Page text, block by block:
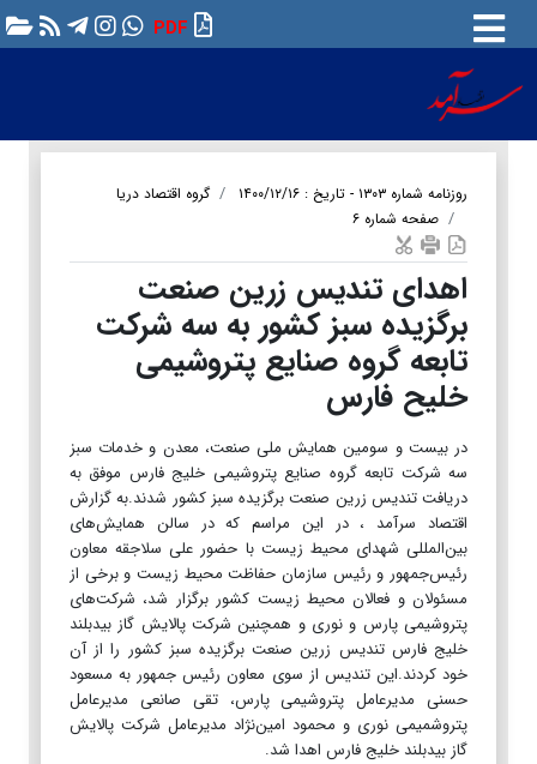
PDF
روزنامه شماره ۱۳۰۳ - تاریخ : ۱۴۰۰/۱۲/۱۶
گروه اقتصاد دریا
صفحه شماره ۶
اهدای تندیس زرین صنعت
برگزیده سبز کشور به سه شرکت
تابعه گروه صنایع پتروشیمی
خلیح فارس
در بیست و سومین همایش ملی صنعت، معدن و خدمات سبز
سه شرکت تابعه گروه صنایع پتروشیمی خلیج فارس موفق به
دریافت ‏تندیس زرین صنعت برگزیده سبز کشور شدند.‏به گزارش
اقتصاد سرآمد ، در این مراسم که در سالن همایش‌های
بین‌المللی شهدای محیط ‏زیست با حضور علی سلاجقه معاون
رئیس‌جمهور و رئیس سازمان حفاظت محیط زیست و برخی از
مسئولان و فعالان محیط ‏زیست کشور برگزار شد، شرکت‌های
پتروشیمی پارس و نوری و همچنین شرکت پالایش گاز بیدبلند
خلیج فارس تندیس زرین ‏صنعت برگزیده سبز کشور را از آن
خود کردند.‏این تندیس از سوی معاون رئیس جمهور به مسعود
حسنی مدیرعامل پتروشیمی پارس، تقی صانعی مدیرعامل
پتروشمیمی نوری و ‏محمود امین‌نژاد مدیرعامل شرکت پالایش
گاز بیدبلند خلیج فارس اهدا شد. ‏